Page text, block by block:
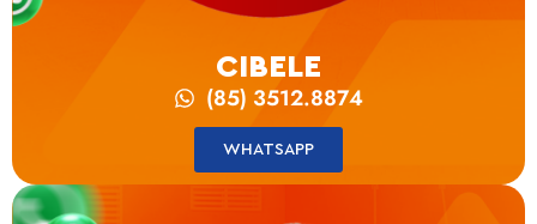
CIBELE
(85) 3512.8874
WHATSAPP